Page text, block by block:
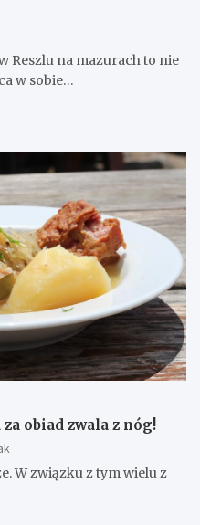
Reszlu na mazurach to nie
w sobie…
obiad zwala z nóg!
W związku z tym wielu z